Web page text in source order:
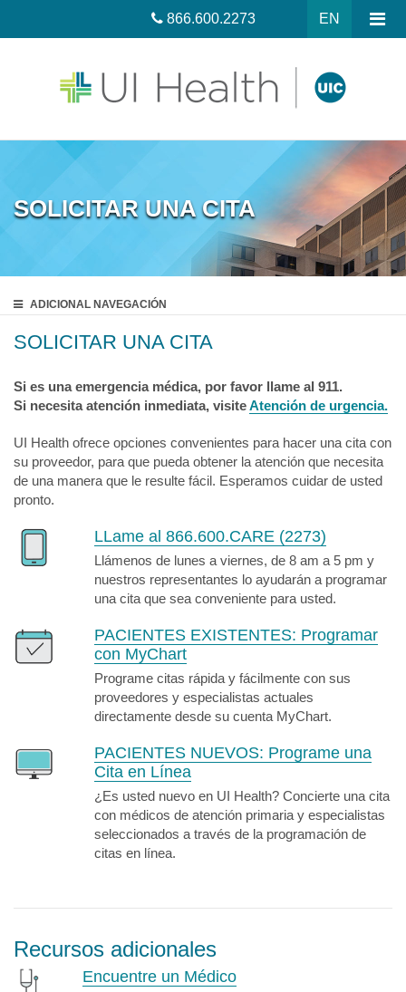
EN
866.600.2273
SOLICITAR UNA CITA
ADICIONAL NAVEGACIÓN
SOLICITAR UNA CITA
Si es una emergencia médica, por favor llame al 911.
Si necesita atención inmediata, visiteAtención de urgencia.
UI Health ofrece opciones convenientes para hacer una cita con
su proveedor, para que pueda obtener la atención que necesita
de una manera que le resulte fácil. Esperamos cuidar de usted
pronto.
LLame al 866.600.CARE (2273)
Llámenos de lunes a viernes, de 8 am a 5 pm y
nuestros representantes lo ayudarán a programar
una cita que sea conveniente para usted.
PACIENTES EXISTENTES: Programar
con MyChart
Programe citas rápida y fácilmente con sus
proveedores y especialistas actuales
directamente desde su cuenta MyChart.
PACIENTES NUEVOS: Programe una
Cita en Línea
¿Es usted nuevo en UI Health? Concierte una cita
con médicos de atención primaria y especialistas
seleccionados a través de la programación de
citas en línea.
Recursos adicionales
Encuentre un Médico